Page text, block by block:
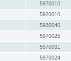
5970010
5920010
5930040
5970025
5970031
5970024